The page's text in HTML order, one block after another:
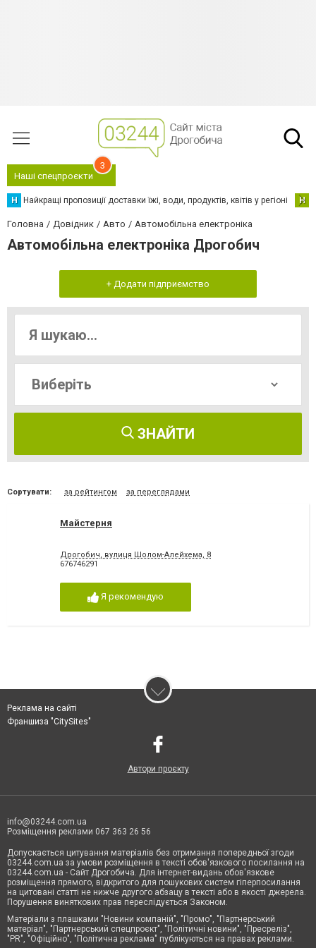
Наші спецпроєкти
3
Н Найкращі пропозиції доставки їжі, води, продуктів, квітів у регіоні Н
Головна Довідник Авто Автомобільна електроніка
Автомобільна електроніка Дрогобич
+ Додати підприємство
ЗНАЙТИ
Сортувати: за рейтингом за переглядами
Майстерня
Дрогобич, вулиця Шолом-Алейхема, 8
676746291
Я рекомендую
Реклама на сайті
Франшиза "CitySites"
Автори проєкту
info@03244.com.ua
Розміщення реклами 067 363 26 56
Допускається цитування матеріалів без отримання попередньої згоди
03244.com.ua за умови розміщення в тексті обов'язкового посилання на
03244.com.ua - Сайт Дрогобича. Для інтернет-видань обов'язкове
розміщення прямого, відкритого для пошукових систем гіперпосилання
на цитовані статті не нижче другого абзацу в тексті або в якості джерела.
Порушення виняткових прав переслідується Законом.
Матеріали з плашками "Новини компаній", "Промо", "Партнерський
матеріал", "Партнерський спецпроєкт", "Політичні новини", "Пресреліз",
"PR", "Офіційно", "Політична реклама" публікуються на правах реклами.